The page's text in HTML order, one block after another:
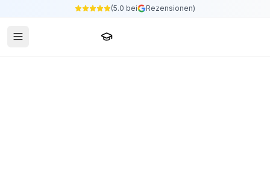
(5.0 bei Rezensionen)
Sprachschule24